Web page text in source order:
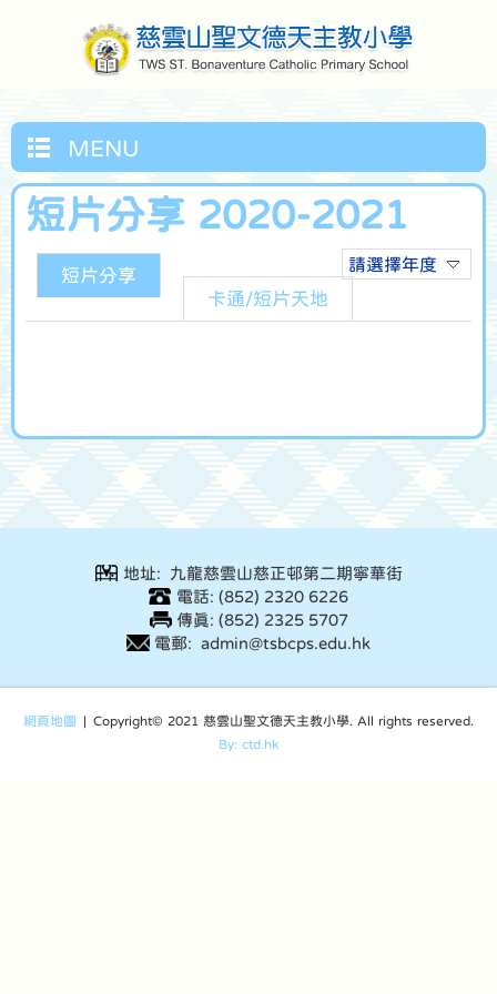
MENU
短片分享 2020-2021
請選擇年度
短片分享
卡通/短片天地
地址: 九龍慈雲山慈正邨第二期寧華街
電話: (852) 2320 6226
傳真: (852) 2325 5707
電郵: admin@tsbcps.edu.hk
網頁地圖 | Copyright© 2021 慈雲山聖文德天主教小學. All rights reserved.
By: ctd.hk